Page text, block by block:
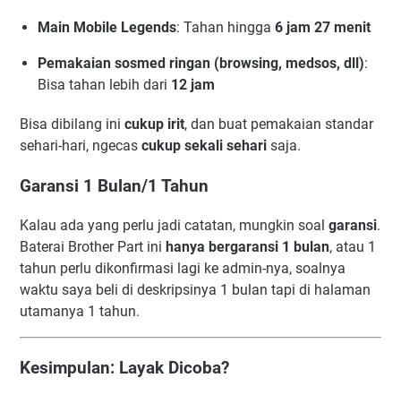
Main Mobile Legends: Tahan hingga 6 jam 27 menit
Pemakaian sosmed ringan (browsing, medsos, dll):
Bisa tahan lebih dari 12 jam
Bisa dibilang ini cukup irit, dan buat pemakaian standar
sehari-hari, ngecas cukup sekali sehari saja.
Garansi 1 Bulan/1 Tahun
Kalau ada yang perlu jadi catatan, mungkin soal garansi.
Baterai Brother Part ini hanya bergaransi 1 bulan, atau 1
tahun perlu dikonfirmasi lagi ke admin-nya, soalnya
waktu saya beli di deskripsinya 1 bulan tapi di halaman
utamanya 1 tahun.
Kesimpulan: Layak Dicoba?